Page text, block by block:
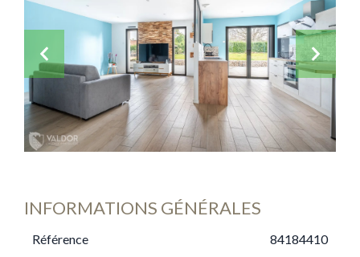
INFORMATIONS GÉNÉRALES
Référence 84184410